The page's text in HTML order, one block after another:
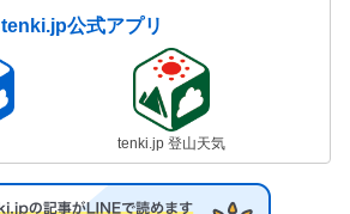
tenki.jp公式アプリ
tenki.jp 登山天気